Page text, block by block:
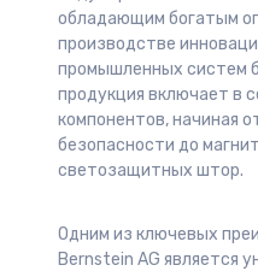
обладающим богатым
производстве
промышленных систем
продукция включает в
компонентов, начиная
безопасности до
светозащитных штор.
Одним из ключевых
Bernstein AG является